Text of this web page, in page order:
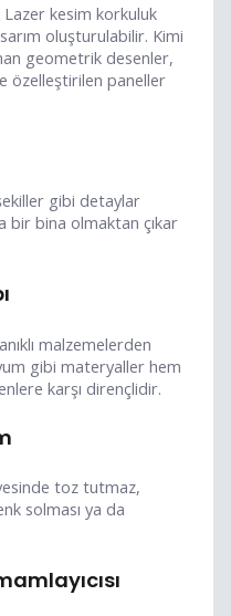
kesim korkuluk
oluşturulabilir. Kimi
geometrik desenler,
özelleştirilen paneller
gibi detaylar
bir bina olmaktan çıkar
malzemelerden
gibi materyaller hem
karşı dirençlidir.
toz tutmaz,
solması ya da